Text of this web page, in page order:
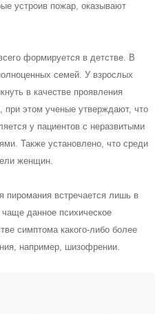
устроив пожар, оказывают
формируется в детстве. В
семей. У взрослых
в качестве проявления
при этом ученые утверждают, что
у пациентов с неразвитыми
Также установлено, что среди
женщин.
пиромания встречается лишь в
чаще данное психическое
симптома какого-либо более
например, шизофрении.